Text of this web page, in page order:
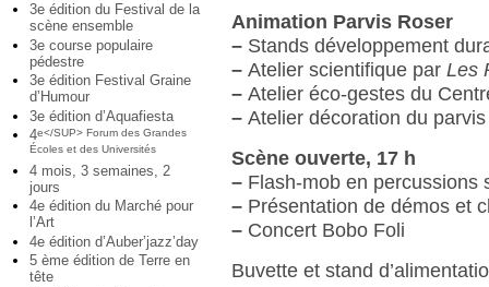
3e édition du Festival de la
scène ensemble
3e course populaire
pédestre
3e édition Festival Graine
d’Humour
3e édition d’Aquafiesta
4e</SUP> Forum des Grandes
Écoles et des Universités
4 mois, 3 semaines, 2
jours
4e édition du Marché pour
l’Art
4e édition d’Auber’jazz’day
5 ème édition de Terre en
tête
Animation Parvis Roser
– Stands développement
– Atelier scientifique parLes
– Atelier éco-gestes du
– Atelier décoration du parvis
Scène ouverte, 17 h
– Flash-mob en percussions
– Présentation de démos et
– Concert Bobo Foli
Buvette et stand